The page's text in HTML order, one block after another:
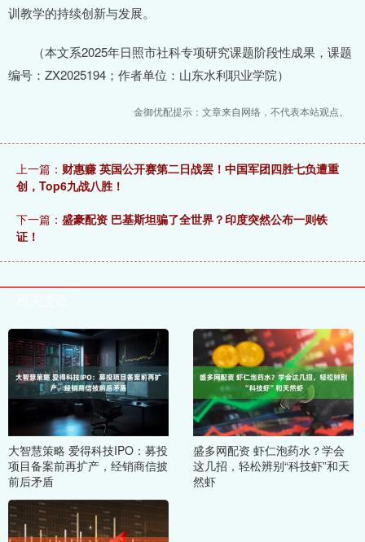
训教学的持续创新与发展。
（本文系2025年日照市社科专项研究课题阶段性成果，课题
编号：ZX2025194；作者单位：山东水利职业学院）
金御优配提示：文章来自网络，不代表本站观点。
上一篇： 财惠赚 英国公开赛第二日战罢！中国军团四胜七负遭重
创，Top6九战八胜！
下一篇： 盛豪配资 巴基斯坦骗了全世界？印度突然公布一则铁
证！
大智慧策略 爱得科技IPO：募投
项目备案前再扩产，经销商信披
前后矛盾
盛多网配资 虾仁泡药水？学会
这几招，轻松辨别“科技虾”和天
然虾